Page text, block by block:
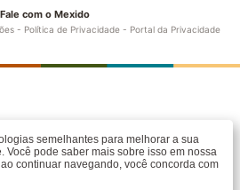
semelhantes para melhorar a sua
Você pode saber mais sobre isso em nossa
continuar navegando, você concorda com
Fale com o Mexido
- Política de Privacidade - Portal da Privacidade